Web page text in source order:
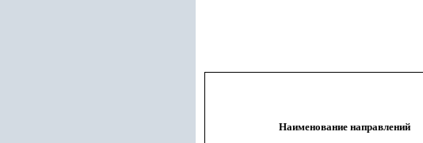
Наименование направлений